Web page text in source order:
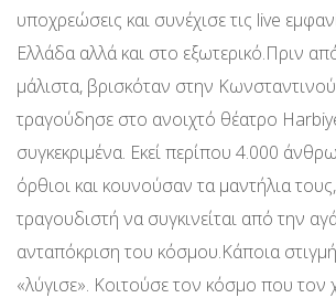
υποχρεώσεις και συνέχισε τις live
Ελλάδα αλλά και στο εξωτερικό.Πριν
μάλιστα, βρισκόταν στην
τραγούδησε στο ανοιχτό θέατρο
συγκεκριμένα. Εκεί περίπου 4.000
όρθιοι και κουνούσαν τα μαντήλια
τραγουδιστή να συγκινείται από την
ανταπόκριση του κόσμου.Κάποια
«λύγισε». Κοιτούσε τον κόσμο που τον